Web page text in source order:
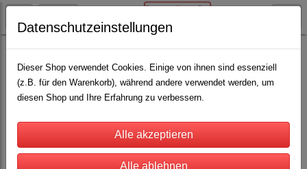
Rinderhaltung
Kennzeichnung für Rinder
Prima-Flex-Ohrmarken Gr. 1(2)
Datenschutzeinstellungen
Dieser Shop verwendet Cookies. Einige von ihnen sind essenziell
(z.B. für den Warenkorb), während andere verwendet werden, um
diesen Shop und Ihre Erfahrung zu verbessern.